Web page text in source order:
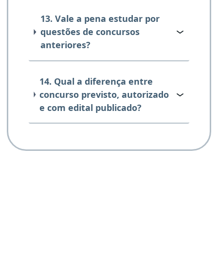
13. Vale a pena estudar por
questões de concursos
anteriores?
14. Qual a diferença entre
concurso previsto, autorizado
e com edital publicado?